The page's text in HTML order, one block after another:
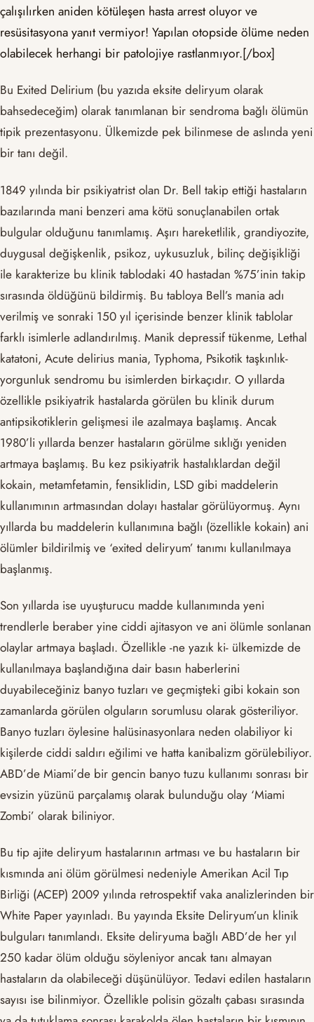
çalışılırken aniden kötüleşen hasta arrest oluyor ve
resüsitasyona yanıt vermiyor! Yapılan otopside ölüme neden
olabilecek herhangi bir patolojiye rastlanmıyor.[/box]
Bu Exited Delirium (bu yazıda eksite deliryum olarak
bahsedeceğim) olarak tanımlanan bir sendroma bağlı ölümün
tipik prezentasyonu. Ülkemizde pek bilinmese de aslında yeni
bir tanı değil.
1849 yılında bir psikiyatrist olan Dr. Bell takip ettiği hastaların
bazılarında mani benzeri ama kötü sonuçlanabilen ortak
bulgular olduğunu tanımlamış. Aşırı hareketlilik, grandiyozite,
duygusal değişkenlik, psikoz, uykusuzluk, bilinç değişikliği
ile karakterize bu klinik tablodaki 40 hastadan %75’inin takip
sırasında öldüğünü bildirmiş. Bu tabloya Bell’s mania adı
verilmiş ve sonraki 150 yıl içerisinde benzer klinik tablolar
farklı isimlerle adlandırılmış. Manik depressif tükenme, Lethal
katatoni, Acute delirius mania, Typhoma, Psikotik taşkınlık-
yorgunluk sendromu bu isimlerden birkaçıdır. O yıllarda
özellikle psikiyatrik hastalarda görülen bu klinik durum
antipsikotiklerin gelişmesi ile azalmaya başlamış. Ancak
1980’li yıllarda benzer hastaların görülme sıklığı yeniden
artmaya başlamış. Bu kez psikiyatrik hastalıklardan değil
kokain, metamfetamin, fensiklidin, LSD gibi maddelerin
kullanımının artmasından dolayı hastalar görülüyormuş. Aynı
yıllarda bu maddelerin kullanımına bağlı (özellikle kokain) ani
ölümler bildirilmiş ve ‘exited deliryum’ tanımı kullanılmaya
başlanmış.
Son yıllarda ise uyuşturucu madde kullanımında yeni
trendlerle beraber yine ciddi ajitasyon ve ani ölümle sonlanan
olaylar artmaya başladı. Özellikle -ne yazık ki- ülkemizde de
kullanılmaya başlandığına dair basın haberlerini
duyabileceğiniz banyo tuzları ve geçmişteki gibi kokain son
zamanlarda görülen olguların sorumlusu olarak gösteriliyor.
Banyo tuzları öylesine halüsinasyonlara neden olabiliyor ki
kişilerde ciddi saldırı eğilimi ve hatta kanibalizm görülebiliyor.
ABD’de Miami’de bir gencin banyo tuzu kullanımı sonrası bir
evsizin yüzünü parçalamış olarak bulunduğu olay ‘Miami
Zombi’ olarak biliniyor.
Bu tip ajite deliryum hastalarının artması ve bu hastaların bir
kısmında ani ölüm görülmesi nedeniyle Amerikan Acil Tıp
Birliği (ACEP) 2009 yılında retrospektif vaka analizlerinden bir
White Paper yayınladı. Bu yayında Eksite Deliryum’un klinik
bulguları tanımlandı. Eksite deliryuma bağlı ABD’de her yıl
250 kadar ölüm olduğu söyleniyor ancak tanı almayan
hastaların da olabileceği düşünülüyor. Tedavi edilen hastaların
sayısı ise bilinmiyor. Özellikle polisin gözaltı çabası sırasında